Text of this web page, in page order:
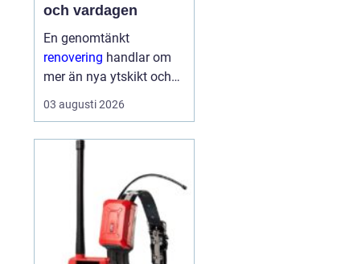
och vardagen
En genomtänkt
renovering handlar om
mer än nya ytskikt och
trendiga färger. När
arbetet planeras väl kan
energikostnaderna
minska och vardagen
fungera bättre. Smarta
val i början...
03 augusti 2026